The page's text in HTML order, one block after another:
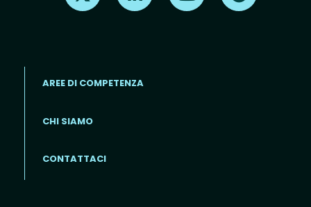
Footer menu (IT)
AREE DI COMPETENZA
CHI SIAMO
CONTATTACI